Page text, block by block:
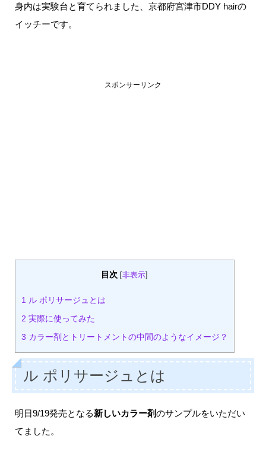
身内は実験台と育てられました、京都府宮津市DDY hairの
イッチーです。
スポンサーリンク
目次 [非表示]
1 ル ポリサージュとは
2 実際に使ってみた
3 カラー剤とトリートメントの中間のようなイメージ？
ル ポリサージュとは
明日9/19発売となる新しいカラー剤のサンプルをいただい
てました。